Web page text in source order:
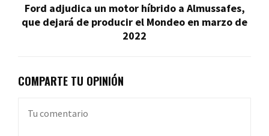
Ford adjudica un motor híbrido a Almussafes,
que dejará de producir el Mondeo en marzo de
2022
COMPARTE TU OPINIÓN